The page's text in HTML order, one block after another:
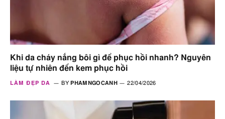
Khi da cháy nắng bôi gì để phục hồi nhanh? Nguyên
liệu tự nhiên đến kem phục hồi
LÀM ĐẸP DA BY PHAMNGOCANH 22/04/2026